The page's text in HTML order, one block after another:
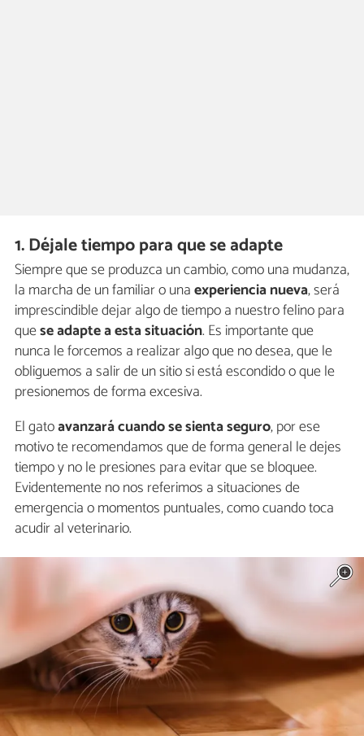
1. Déjale tiempo para que se adapte
Siempre que se produzca un cambio, como una mudanza,
la marcha de un familiar o unaexperiencia nueva, será
imprescindible dejar algo de tiempo a nuestro felino para
quese adapte a esta situación. Es importante que
nunca le forcemos a realizar algo que no desea, que le
obliguemos a salir de un sitio si está escondido o que le
presionemos de forma excesiva.
El gatoavanzará cuando se sientaseguro, por ese
motivo te recomendamos que de forma general le dejes
tiempo y no le presiones para evitar que se bloquee.
Evidentemente no nos referimos a situaciones de
emergencia o momentos puntuales, como cuando toca
acudir al veterinario.